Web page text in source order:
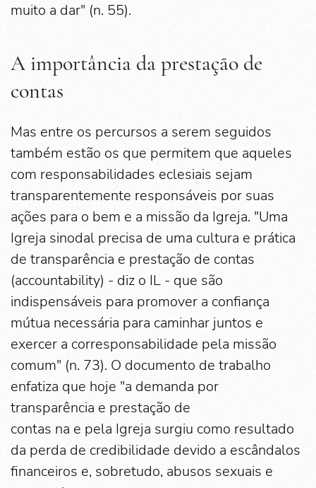
muito a dar" (n. 55).
A importância da prestação de
contas
Mas entre os percursos a serem seguidos
também estão os que permitem que aqueles
com responsabilidades eclesiais sejam
transparentemente responsáveis por suas
ações para o bem e a missão da Igreja. "Uma
Igreja sinodal precisa de uma cultura e prática
de transparência e prestação de contas
(accountability) - diz o IL - que são
indispensáveis para promover a confiança
mútua necessária para caminhar juntos e
exercer a corresponsabilidade pela missão
comum" (n. 73). O documento de trabalho
enfatiza que hoje "a demanda por
transparência e prestação de
contas na e pela Igreja surgiu como resultado
da perda de credibilidade devido a escândalos
financeiros e, sobretudo, abusos sexuais e